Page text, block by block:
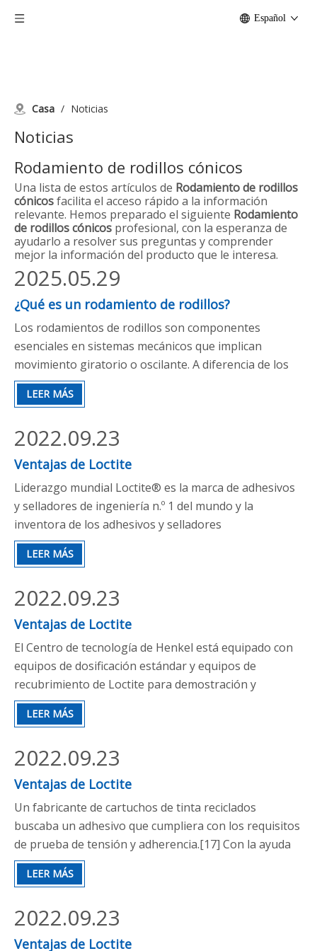
Español
Casa / Noticias
Noticias
Rodamiento de rodillos cónicos
Una lista de estos artículos de Rodamiento de rodillos
cónicosfacilita el acceso rápido a la información
relevante. Hemos preparado el siguiente Rodamiento
de rodillos cónicos profesional, con la esperanza de
ayudarlo a resolver sus preguntas y comprender
mejor la información del producto que le interesa.
¿Qué es un rodamiento de rodillos?
Los rodamientos de rodillos son componentes
esenciales en sistemas mecánicos que implican
movimiento giratorio o oscilante. A diferencia de los
rodamientos de bolas, que usan elementos de
rodamiento esféricos, los rodamientos de rodillos
aguja para transportar cargas y reducen la fricción
entre las piezas móviles. Este
2025.05.29
LEER MÁS
Ventajas de Loctite
Liderazgo mundial Loctite® es la marca de adhesivos
y selladores de ingeniería n.º 1 del mundo y la
inventora de los adhesivos y selladores
anaeróbicos.Como líder mundial en tecnología, los
productos Loctite® se venden a través de una extensa
utilizados por la industria y la tecnología.
2022.09.23
LEER MÁS
Ventajas de Loctite
El Centro de tecnología de Henkel está equipado con
equipos de dosificación estándar y equipos de
recubrimiento de Loctite para demostración y
prueba.Estos dispositivos dosificadores pueden
reducir el consumo de adhesivos y selladores y ayudar
ayudando a los clientes a ahorrar costos.
2022.09.23
LEER MÁS
Ventajas de Loctite
Un fabricante de cartuchos de tinta reciclados
buscaba un adhesivo que cumpliera con los requisitos
de prueba de tensión y adherencia.[17] Con la ayuda
de los expertos en soluciones de ingeniería de Loctite,
el equipo del fabricante rediseñó el proceso de
componentes ABS con el acelerador Loctite
770.Luego, se utilizó el robot de escritorio Loctite
2022.09.23
LEER MÁS
Ventajas de Loctite
2022.09.23